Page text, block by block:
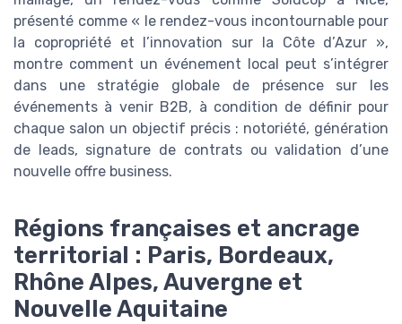
présenté comme « le rendez-vous incontournable pour
la copropriété et l’innovation sur la Côte d’Azur »,
montre comment un événement local peut s’intégrer
dans une stratégie globale de présence sur les
événements à venir B2B, à condition de définir pour
chaque salon un objectif précis : notoriété, génération
de leads, signature de contrats ou validation d’une
nouvelle offre business.
Régions françaises et ancrage
territorial : Paris, Bordeaux,
Rhône Alpes, Auvergne et
Nouvelle Aquitaine